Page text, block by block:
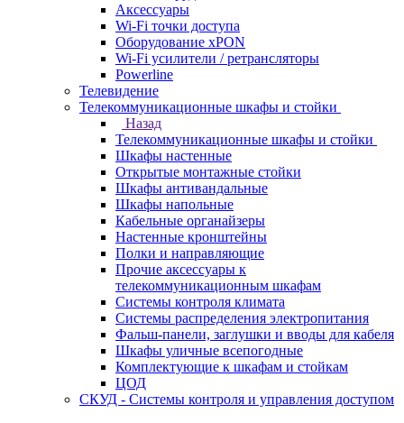
Аксессуары
Wi-Fi точки доступа
Оборудование хPON
Wi-Fi усилители / ретрансляторы
Powerline
Телевидение
Телекоммуникационные шкафы и стойки
Назад
Телекоммуникационные шкафы и стойки
Шкафы настенные
Открытые монтажные стойки
Шкафы антивандальные
Шкафы напольные
Кабельные органайзеры
Настенные кронштейны
Полки и направляющие
Прочие аксессуары к
телекоммуникационным шкафам
Системы контроля климата
Системы распределения электропитания
Фальш-панели, заглушки и вводы для кабеля
Шкафы уличные всепогодные
Комплектующие к шкафам и стойкам
ЦОД
СКУД - Системы контроля и управления доступом